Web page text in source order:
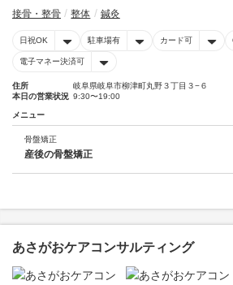
接骨・整骨 整体 鍼灸
日祝OK 駐車場有 カード可
電子マネー決済可
住所
岐阜県岐阜市柳津町丸野３丁目３−６
本日の営業状況 9:30〜19:00
メニュー
骨盤矯正
産後の骨盤矯正
あさがおケアコンサルティング